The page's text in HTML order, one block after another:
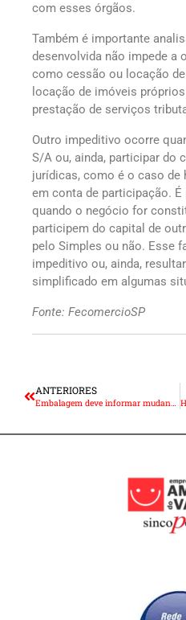
com esses órgãos.
Também é importante
desenvolvida não impede a
como cessão ou locação
locação de imóveis
prestação de serviços
Outro impeditivo ocorre
S/A ou, ainda, participar do
jurídicas, como é o caso de
em conta de participação.
quando o negócio for
participem do capital de
pelo Simples ou não. Esse
impeditivo ou, ainda,
simplificado em algumas
Fonte: FecomercioSP
ANTERIORES
Embalagem deve informar mudança na quantidade do produto, obriga projeto